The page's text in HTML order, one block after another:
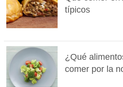
típicos
¿Qué
comer por la